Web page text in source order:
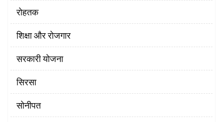
रोहतक
शिक्षा और रोजगार
सरकारी योजना
सिरसा
सोनीपत